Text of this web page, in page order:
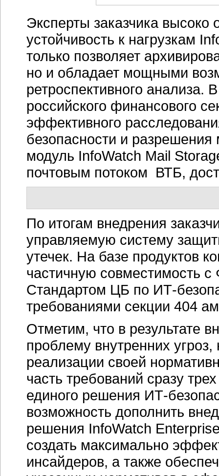
Эксперты заказчика
устойчивость к нагрузкам
только позволяет
но и обладает мощными
ретроспективного анализа.
российского финансового
эффективного
безопасности и
модуль InfoWatch Mail
почтовым потоком ВТБ,
По итогам внедрения
управляемую систему
утечек. На базе продуктов
частичную совместимость
Стандартом ЦБ по ИТ-
требованиями секции 404
Отметим, что в результате
проблему внутренних
реализации своей
часть требований сразу
единого решения ИТ-
возможность дополнить
решения InfoWatch
создать максимально
инсайдеров, а также